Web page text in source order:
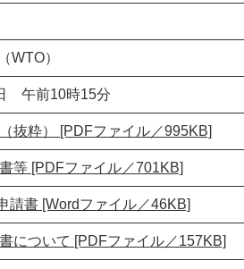
WTO）
午前10時15分
抜粋） [PDFファイル／995KB]
等 [PDFファイル／701KB]
請書 [Wordファイル／46KB]
について [PDFファイル／157KB]